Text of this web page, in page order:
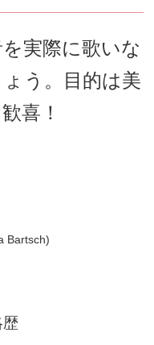
実際に歌いな
う。目的は美
歓喜！
Bartsch)